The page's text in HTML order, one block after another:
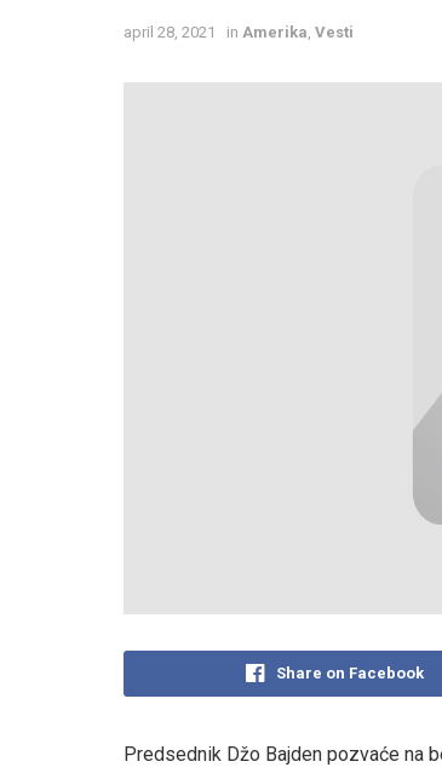
april 28, 2021 in Amerika Vesti
Share on Facebook
Predsednik Džo Bajden pozvaće na